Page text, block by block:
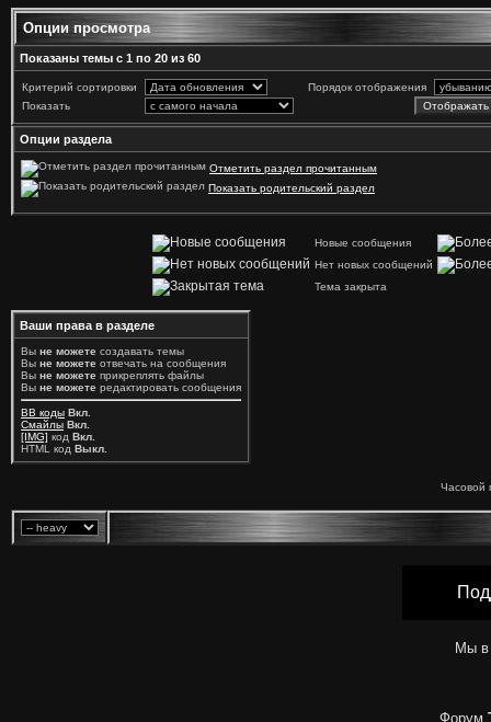
Опции просмотра
Показаны темы с 1 по 20 из 60
Критерий сортировки
Порядок отображения
Показать
Опции раздела
Отметить раздел прочитанным
Показать родительский раздел
Новые сообщения
Нет новых сообщений
Тема закрыта
Ваши права в разделе
Вы не можете создавать темы
Вы не можете отвечать на сообщения
Вы не можете прикреплять файлы
Вы не можете редактировать сообщения
BB коды Вкл.
Смайлы Вкл.
[IMG] код Вкл.
HTML код Выкл.
Часовой
Мы в
Форум